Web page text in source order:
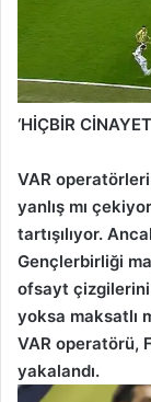
‘HİÇBİR
VAR
yanlış mı
tartışılıyor.
Gençlerbirliği
ofsayt çizgilerini
yoksa maksatlı
VAR operatörü,
yakalandı.